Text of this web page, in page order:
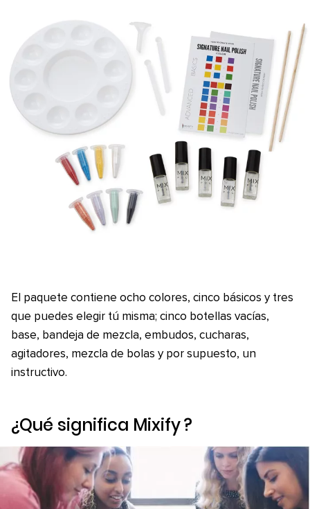
El paquete contiene ocho colores, cinco básicos y tres
que puedes elegir tú misma; cinco botellas vacías,
base, bandeja de mezcla, embudos, cucharas,
agitadores, mezcla de bolas y por supuesto, un
instructivo.
¿Qué significa Mixify?